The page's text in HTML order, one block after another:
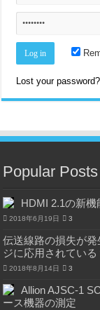
Lost your password?
Popular Posts
HDMI 2.1の新機
2018年6月19日 3
伝送線路の損失が
ジに応用されている
2018年8月14日 3
Allion AJSC-1
ース機器の測定